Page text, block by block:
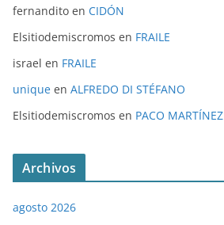
fernandito en CIDÓN
Elsitiodemiscromos en FRAILE
israel en FRAILE
unique en ALFREDO DI STÉFANO
Elsitiodemiscromos en PACO MARTÍNEZ
Archivos
agosto 2026